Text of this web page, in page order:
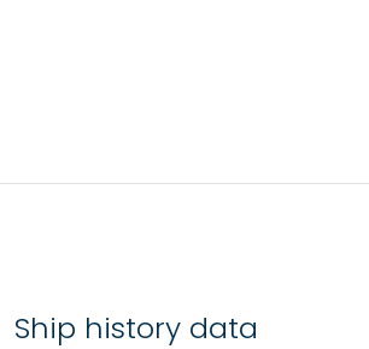
Ship history data